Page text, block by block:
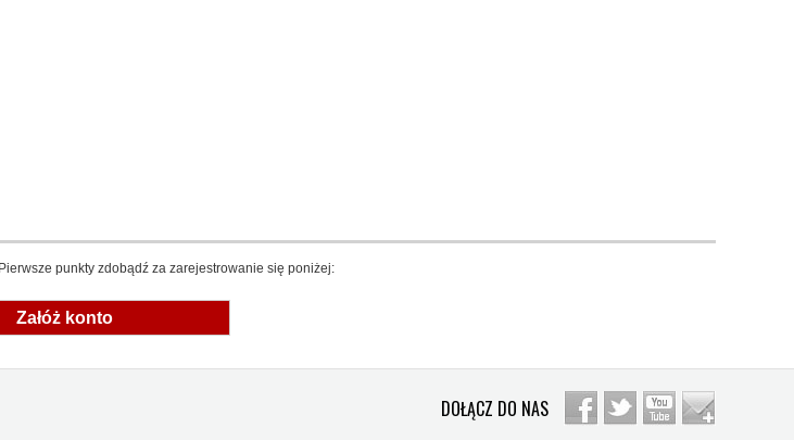
punkty zdobądź za zarejestrowanie się poniżej:
Załóż konto
DOŁĄCZ DO NAS